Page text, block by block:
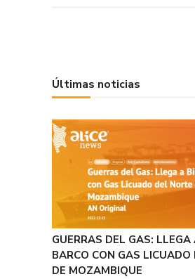
Últimas noticias
GUERRAS DEL GAS:
BARCO CON GAS LICUADO
DE MOZAMBIQUE